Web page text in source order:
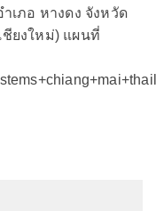
เภอ หางดง จังหวัด
ยงใหม่) แผนที่